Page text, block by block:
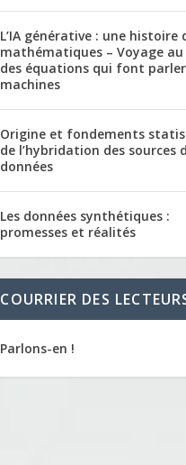
L’IA générative : une histoire
mathématiques – Voyage
des équations qui font
machines
Origine et fondements
de l’hybridation des sources
données
Les données synthétiques :
promesses et réalités
COURRIER DES
Parlons-en !